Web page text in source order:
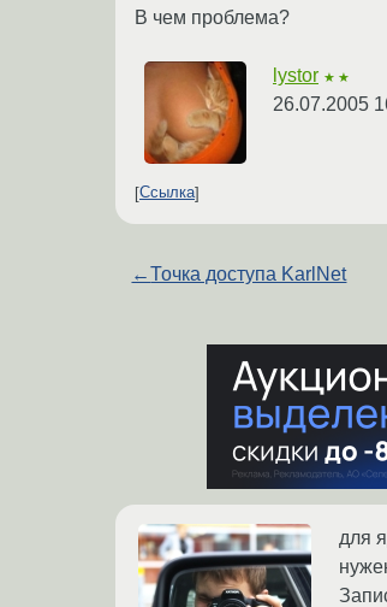
В чем проблема?
lystor ★★
26.07.2005
Ссылка
←Точка доступа KarlNet
для